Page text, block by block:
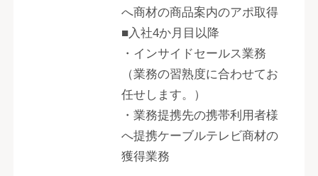
へ商材の商品案内のアポ取得
■入社4か月目以降
・インサイドセールス業務
（業務の習熟度に合わせてお
任せします。）
・業務提携先の携帯利用者様
へ提携ケーブルテレビ商材の
獲得業務